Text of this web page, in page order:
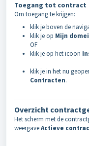
Toegang tot contract
Om toegang te krijgen:
klik je boven de
klik je op Mijn
OF
klik je op het icoon
klik je in het nu
Contracten.
Overzicht
Het scherm met de
weergaveActieve